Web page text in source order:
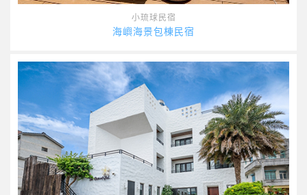
小琉球民宿
海嶼海景包棟民宿